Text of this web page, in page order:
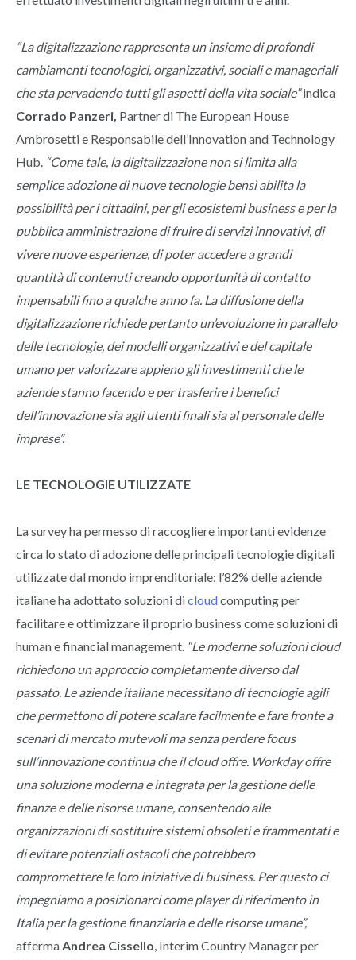
“La digitalizzazione rappresenta un insieme di profondi
cambiamenti tecnologici, organizzativi, sociali e manageriali
che sta pervadendo tutti gli aspetti della vita sociale”indica
Corrado Panzeri, Partner di The European House
Ambrosetti e Responsabile dell’Innovation and Technology
Hub. “Come tale, la digitalizzazione non si limita alla
semplice adozione di nuove tecnologie bensì abilita la
possibilità per i cittadini, per gli ecosistemi business e per la
pubblica amministrazione di fruire di servizi innovativi, di
vivere nuove esperienze, di poter accedere a grandi
quantità di contenuti creando opportunità di contatto
impensabili fino a qualche anno fa. La diffusione della
digitalizzazione richiede pertanto un’evoluzione in parallelo
delle tecnologie, dei modelli organizzativi e del capitale
umano per valorizzare appieno gli investimenti che le
aziende stanno facendo e per trasferire i benefici
dell’innovazione sia agli utenti finali sia al personale delle
imprese”.
LE TECNOLOGIE UTILIZZATE
La survey ha permesso di raccogliere importanti evidenze
circa lo stato di adozione delle principali tecnologie digitali
utilizzate dal mondo imprenditoriale: l’82% delle aziende
italiane ha adottato soluzioni dicloudcomputing per
facilitare e ottimizzare il proprio business come soluzioni di
human e financial management. “Le moderne soluzioni cloud
richiedono un approccio completamente diverso dal
passato. Le aziende italiane necessitano di tecnologie agili
che permettono di potere scalare facilmente e fare fronte a
scenari di mercato mutevoli ma senza perdere focus
sull’innovazione continua che il cloud offre. Workday offre
una soluzione moderna e integrata per la gestione delle
finanze e delle risorse umane, consentendo alle
organizzazioni di sostituire sistemi obsoleti e frammentati e
di evitare potenziali ostacoli che potrebbero
compromettere le loro iniziative di business. Per questo ci
impegniamo a posizionarci come player di riferimento in
Italia per la gestione finanziaria e delle risorse umane”,
affermaAndrea Cissello, Interim Country Manager per